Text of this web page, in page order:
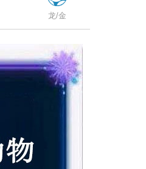
龙/金